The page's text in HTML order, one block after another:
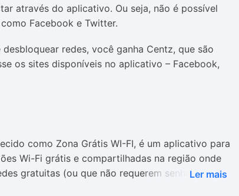
através do aplicativo. Ou seja, não é possível
Facebook e Twitter.
redes, você ganha Centz, que são
os sites disponíveis no aplicativo – Facebook,
como Zona Grátis WI-FI, é um aplicativo para
Wi-Fi grátis e compartilhadas na região onde
gratuitas (ou que não requerem senha) nas
Ler mais